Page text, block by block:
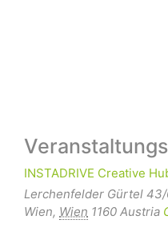
INSTADRIVE Creative
Lerchenfelder Gürtel 43/
Wien, Wien 1160 Austria